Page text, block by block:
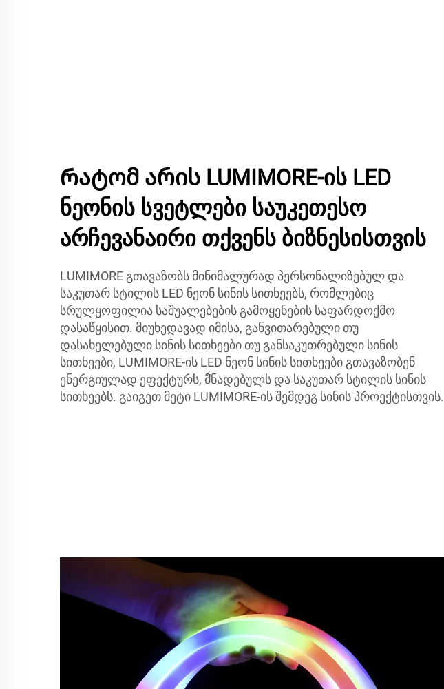
Რატომ არის LUMIMORE-ის LED
ნეონის სვეტლები საუკეთესო
არჩევანაირი თქვენს ბიზნესისთვის
LUMIMORE გთავაზობს მინიმალურად პერსონალიზებულ და
საკუთარ სტილის LED ნეონ სინის სითხეებს, რომლებიც
სრულყოფილია საშუალებების გამოყენების საფარდოქმო
დასაწყისით. მიუხედავად იმისა, განვითარებული თუ
დასახელებული სინის სითხეები თუ განსაკუთრებული სინის
სითხეები, LUMIMORE-ის LED ნეონ სინის სითხეები გთავაზობენ
ენერგიულად ეფექტურს, მั่ნადებულს და საკუთარ სტილის სინის
სითხეებს. გაიგეთ მეტი LUMIMORE-ის შემდეგ სინის პროექტისთვის.